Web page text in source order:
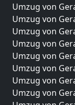
Umzug von
Umzug von
Umzug von
Umzug von
Umzug von
Umzug von
Umzug von
Umzug von